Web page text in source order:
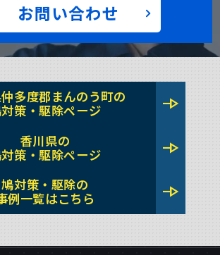
お問い合わせ
多度郡まんのう町の
策・駆除ページ
line_end_arrow
香川県の
策・駆除ページ
line_end_arrow
鳩対策・駆除の
例一覧はこちら
line_end_arrow